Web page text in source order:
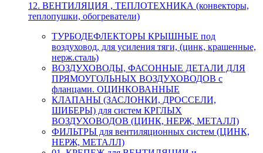
12. ВЕНТИЛЯЦИЯ , ТЕПЛОТЕХНИКА (конвекторы,
теплопушки, обогреватели)
ТУРБОДЕФЛЕКТОРЫ КРЫШНЫЕ под
воздуховод, для усиления тяги, (цинк, крашенные,
нерж.сталь)
ВОЗДУХОВОДЫ, ФАСОННЫЕ ДЕТАЛИ ДЛЯ
ПРЯМОУГОЛЬНЫХ ВОЗДУХОВОДОВ с
фланцами. ОЦИНКОВАННЫЕ
КЛАПАНЫ (ЗАСЛОНКИ, ДРОССЕЛИ,
ШИБЕРЫ) для систем КРГЛЫХ
ВОЗДУХОВОДОВ (ЦИНК, НЕРЖ, МЕТАЛЛ)
ФИЛЬТРЫ для вентиляционных систем (ЦИНК,
НЕРЖ, МЕТАЛЛ)